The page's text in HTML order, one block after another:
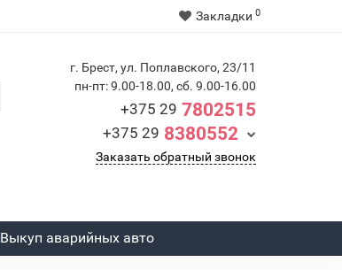
Закладки 0
г. Брест, ул. Поплавского, 23/11
пн-пт: 9.00-18.00, сб. 9.00-16.00
+375 29 7802515
+375 29 8380552
Заказать обратный звонок
Выкуп аварийных авто